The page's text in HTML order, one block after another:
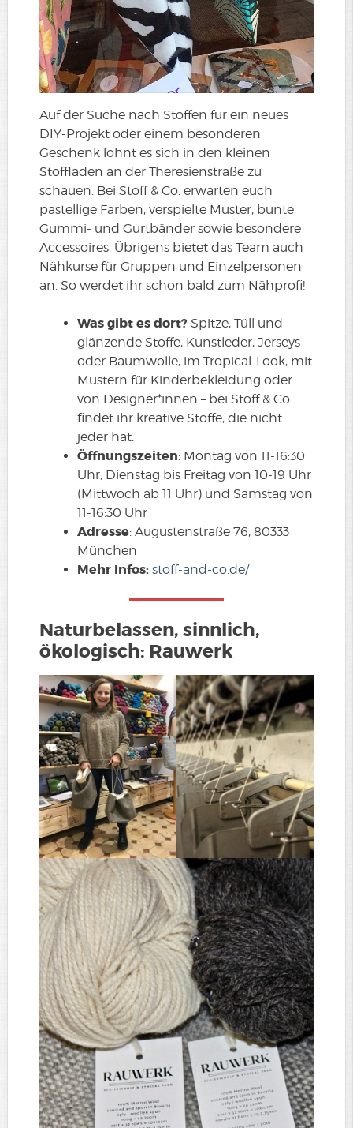
Auf der Suche nach Stoffen für ein neues
DIY-Projekt oder einem besonderen
Geschenk lohnt es sich in den kleinen
Stoffladen an der Theresienstraße zu
schauen. Bei Stoff & Co. erwarten euch
pastellige Farben, verspielte Muster, bunte
Gummi- und Gurtbänder sowie besondere
Accessoires. Übrigens bietet das Team auch
Nähkurse für Gruppen und Einzelpersonen
an. So werdet ihr schon bald zum Nähprofi!
Was gibt es dort? Spitze, Tüll und
glänzende Stoffe, Kunstleder, Jerseys
oder Baumwolle, im Tropical-Look, mit
Mustern für Kinderbekleidung oder
von Designer*innen – bei Stoff & Co.
findet ihr kreative Stoffe, die nicht
jeder hat.
Öffnungszeiten: Montag von 11-16:30
Uhr, Dienstag bis Freitag von 10-19 Uhr
(Mittwoch ab 11 Uhr) und Samstag von
11-16:30 Uhr
Adresse: Augustenstraße 76, 80333
München
Mehr Infos: stoff-and-co.de/
Naturbelassen, sinnlich,
ökologisch: Rauwerk